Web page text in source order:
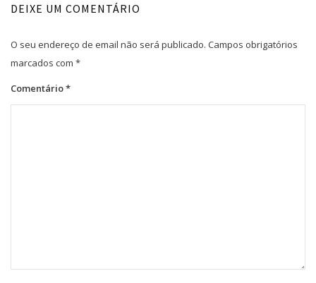
DEIXE UM COMENTÁRIO
O seu endereço de email não será publicado. Campos obrigatórios
marcados com *
Comentário*